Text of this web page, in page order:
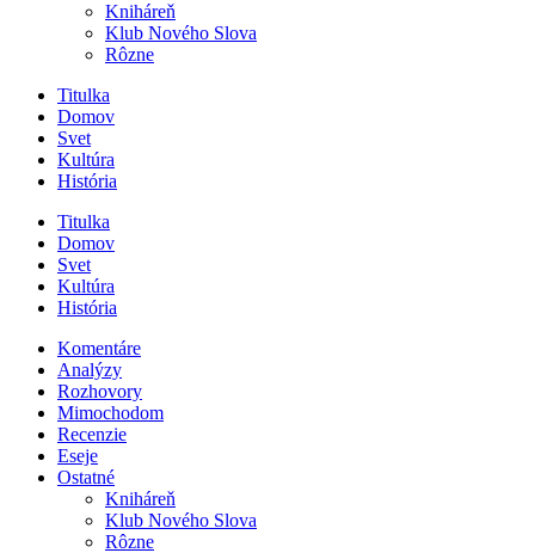
Kniháreň
Klub Nového Slova
Rôzne
Titulka
Domov
Svet
Kultúra
História
Titulka
Domov
Svet
Kultúra
História
Komentáre
Analýzy
Rozhovory
Mimochodom
Recenzie
Eseje
Ostatné
Kniháreň
Klub Nového Slova
Rôzne